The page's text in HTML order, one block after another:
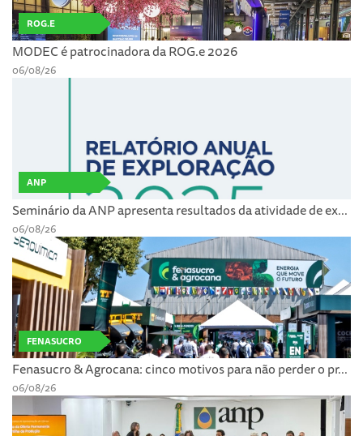
ROG.E
MODEC é patrocinadora da ROG.e 2026
06/08/26
ANP
Seminário da ANP apresenta resultados da atividade de ex...
06/08/26
FENASUCRO
Fenasucro & Agrocana: cinco motivos para não perder o pr...
06/08/26